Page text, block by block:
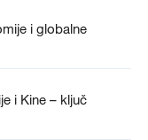
i globalne
i Kine – ključ